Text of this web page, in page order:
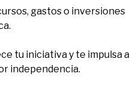
gastos o inversiones
tu iniciativa y te impulsa a
independencia.